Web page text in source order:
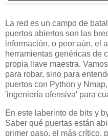
La red es un campo de
puertos abiertos son las
información, o peor aún, el
herramientas genéricas de
propia llave maestra.
para robar, sino para
puertos con Python y
'ingeniería ofensiva' para
En este laberinto de bits y
Saber qué puertas están
primer paso, el más crítico,